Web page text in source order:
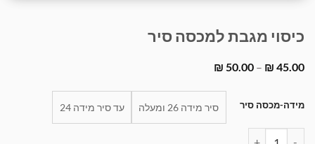
כיסוי מגבת למכסה סיר
₪ 45.00
–
₪ 50.00
מידה-מכסה סיר סיר מידה 26 ומעלה עד סיר מידה 24